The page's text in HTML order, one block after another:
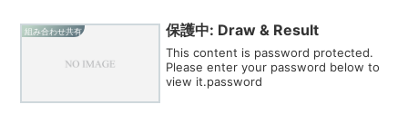
組み合わせ共有 保護中: Draw & Result
This content is password protected.
Please enter your password below to
view it.password